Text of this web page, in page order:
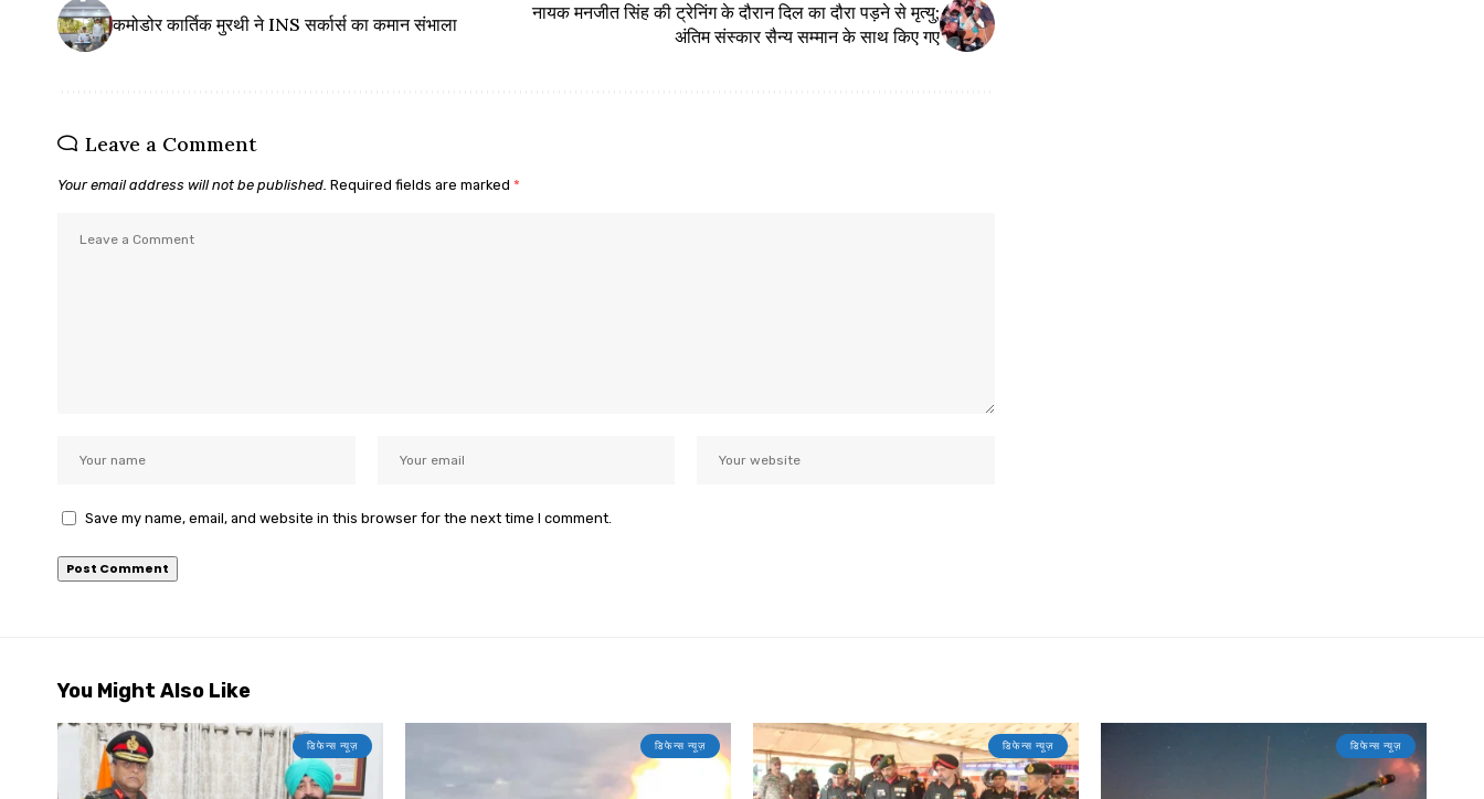
कमोडोर कार्तिक मुरथी ने INS सर्कार्स का कमान संभाला
नायक मनजीत सिंह की ट्रेनिंग के दौरान दिल का दौरा पड़ने से मृत्यु;
अंतिम संस्कार सैन्य सम्मान के साथ किए गए
Leave a Comment
Your email address will not be published. Required fields are marked *
Save my name, email, and website in this browser for the next time I comment.
You Might Also Like
डिफेन्स न्यूज़ डिफेन्स न्यूज़ डिफेन्स न्यूज़ डिफेन्स न्यूज़